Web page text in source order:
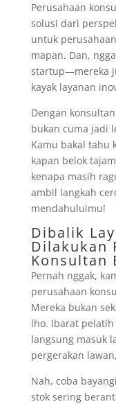
Perusahaan
solusi dari
untuk
mapan. Dan,
startup—mereka
kayak layanan
Dengan
bukan cuma jadi
Kamu bakal tahu
kapan belok
kenapa masih
ambil langkah
mendahuluimu!
Dibalik
Dilakukan
Konsultan
Pernah nggak,
perusahaan
Mereka bukan
lho. Ibarat
langsung masuk
pergerakan
Nah, coba
stok sering